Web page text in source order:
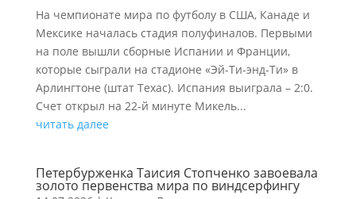
На чемпионате мира по футболу в США, Канаде и
Мексике началась стадия полуфиналов. Первыми
на поле вышли сборные Испании и Франции,
которые сыграли на стадионе «Эй-Ти-энд-Ти» в
Арлингтоне (штат Техас). Испания выиграла – 2:0.
Счет открыл на 22-й минуте Микель...
читать далее
Петербурженка Таисия Стопченко завоевала
золото первенства мира по виндсерфингу